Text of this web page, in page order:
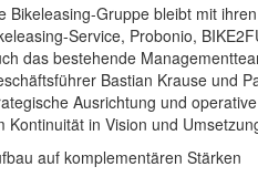
Bikeleasing-Gruppe bleibt mit
Service, Probonio,
das bestehende
Bastian Krause und
Ausrichtung und
Kontinuität in Vision und
auf komplementären Stärken